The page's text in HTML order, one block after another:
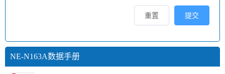
提交
重置
NE-N163A数据手册